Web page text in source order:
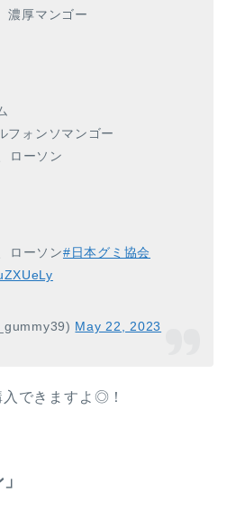
厚マンゴー
フォンソマンゴー
ローソン
ローソン#日本グミ協会
May 22, 2023
できますよ◎！